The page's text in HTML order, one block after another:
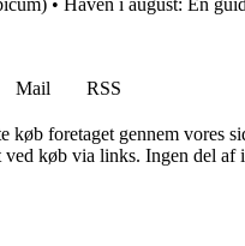
Mail
RSS
foretaget gennem vores
køb via links. Ingen del af